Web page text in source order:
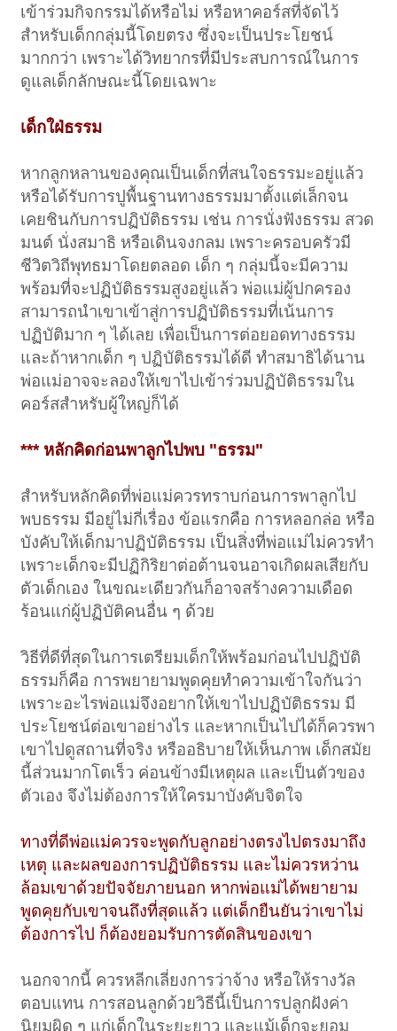
เข้าร่วมกิจกรรมได้หรือไม่ หรือหาคอร์สที่จัดไว้
สำหรับเด็กกลุ่มนี้โดยตรง ซึ่งจะเป็นประโยชน์
มากกว่า เพราะได้วิทยากรที่มีประสบการณ์ในการ
ดูแลเด็กลักษณะนี้โดยเฉพาะ
เด็กใฝ่ธรรม
หากลูกหลานของคุณเป็นเด็กที่สนใจธรรมะอยู่แล้ว
หรือได้รับการปูพื้นฐานทางธรรมมาตั้งแต่เล็กจน
เคยชินกับการปฏิบัติธรรม เช่น การนั่งฟังธรรม สวด
มนต์ นั่งสมาธิ หรือเดินจงกลม เพราะครอบครัวมี
ชีวิตวิถีพุทธมาโดยตลอด เด็ก ๆ กลุ่มนี้จะมีความ
พร้อมที่จะปฏิบัติธรรมสูงอยู่แล้ว พ่อแม่ผู้ปกครอง
สามารถนำเขาเข้าสู่การปฏิบัติธรรมที่เน้นการ
ปฏิบัติมาก ๆ ได้เลย เพื่อเป็นการต่อยอดทางธรรม
และถ้าหากเด็ก ๆ ปฏิบัติธรรมได้ดี ทำสมาธิได้นาน
พ่อแม่อาจจะลองให้เขาไปเข้าร่วมปฏิบัติธรรมใน
คอร์สสำหรับผู้ใหญ่ก็ได้
*** หลักคิดก่อนพาลูกไปพบ "ธรรม"
สำหรับหลักคิดที่พ่อแม่ควรทราบก่อนการพาลูกไป
พบธรรม มีอยู่ไม่กี่เรื่อง ข้อแรกคือ การหลอกล่อ หรือ
บังคับให้เด็กมาปฏิบัติธรรม เป็นสิ่งที่พ่อแม่ไม่ควรทำ
เพราะเด็กจะมีปฏิกิริยาต่อต้านจนอาจเกิดผลเสียกับ
ตัวเด็กเอง ในขณะเดียวกันก็อาจสร้างความเดือด
ร้อนแก่ผู้ปฏิบัติคนอื่น ๆ ด้วย
วิธีที่ดีที่สุดในการเตรียมเด็กให้พร้อมก่อนไปปฏิบัติ
ธรรมก็คือ การพยายามพูดคุยทำความเข้าใจกันว่า
เพราะอะไรพ่อแม่จึงอยากให้เขาไปปฏิบัติธรรม มี
ประโยชน์ต่อเขาอย่างไร และหากเป็นไปได้ก็ควรพา
เขาไปดูสถานที่จริง หรืออธิบายให้เห็นภาพ เด็กสมัย
นี้ส่วนมากโตเร็ว ค่อนข้างมีเหตุผล และเป็นตัวของ
ตัวเอง จึงไม่ต้องการให้ใครมาบังคับจิตใจ
ทางที่ดีพ่อแม่ควรจะพูดกับลูกอย่างตรงไปตรงมาถึง
เหตุ และผลของการปฏิบัติธรรม และไม่ควรหว่าน
ล้อมเขาด้วยปัจจัยภายนอก หากพ่อแม่ได้พยายาม
พูดคุยกับเขาจนถึงที่สุดแล้ว แต่เด็กยืนยันว่าเขาไม่
ต้องการไป ก็ต้องยอมรับการตัดสินของเขา
นอกจากนี้ ควรหลีกเลี่ยงการว่าจ้าง หรือให้รางวัล
ตอบแทน การสอนลูกด้วยวิธีนี้เป็นการปลูกฝังค่า
นิยมผิด ๆ แก่เด็กในระยะยาว และแม้เด็กจะยอม